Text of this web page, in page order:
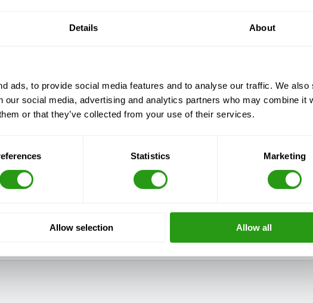
Details About
ads, to provide social media features and to analyse our traffic. We also
our social media, advertising and analytics partners who may combine it
or that they’ve collected from your use of their services.
Statistics Marketing
Allow selection Allow all
jamais annuler. Même avec avec